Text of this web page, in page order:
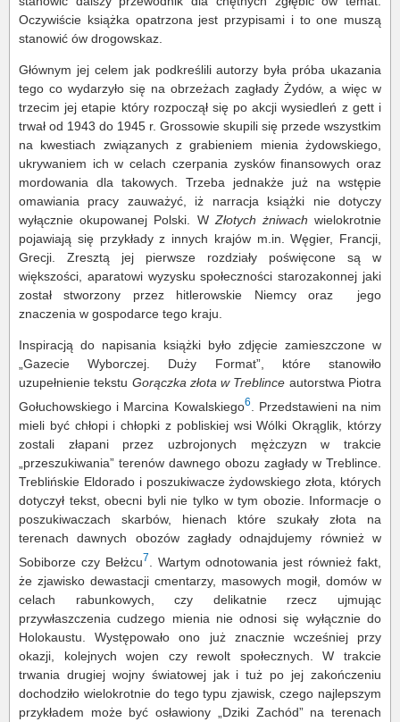
Oczywiście książka opatrzona jest przypisami i to one muszą
stanowić ów drogowskaz.
Głównym jej celem jak podkreślili autorzy była próba ukazania
tego co wydarzyło się na obrzeżach zagłady Żydów, a więc w
trzecim jej etapie który rozpoczął się po akcji wysiedleń z gett i
trwał od 1943 do 1945 r. Grossowie skupili się przede wszystkim
na kwestiach związanych z grabieniem mienia żydowskiego,
ukrywaniem ich w celach czerpania zysków finansowych oraz
mordowania dla takowych. Trzeba jednakże już na wstępie
omawiania pracy zauważyć, iż narracja książki nie dotyczy
wyłącznie okupowanej Polski. WZłotych żniwachwielokrotnie
pojawiają się przykłady z innych krajów m.in. Węgier, Francji,
Grecji. Zresztą jej pierwsze rozdziały poświęcone są w
większości, aparatowi wyzysku społeczności starozakonnej jaki
został stworzony przez hitlerowskie Niemcy oraz jego
znaczenia w gospodarce tego kraju.
Inspiracją do napisania książki było zdjęcie zamieszczone w
„Gazecie Wyborczej. Duży Format”, które stanowiło
uzupełnienie tekstu Gorączka złota w Treblince autorstwa Piotra
Gołuchowskiego i Marcina Kowalskiego6
. Przedstawieni na nim
mieli być chłopi i chłopki z pobliskiej wsi Wólki Okrąglik, którzy
zostali złapani przez uzbrojonych mężczyzn w trakcie
„przeszukiwania” terenów dawnego obozu zagłady w Treblince.
Treblińskie Eldorado i poszukiwacze żydowskiego złota, których
dotyczył tekst, obecni byli nie tylko w tym obozie. Informacje o
poszukiwaczach skarbów, hienach które szukały złota na
terenach dawnych obozów zagłady odnajdujemy również w
Sobiborze czy Bełżcu7
. Wartym odnotowania jest również fakt,
że zjawisko dewastacji cmentarzy, masowych mogił, domów w
celach rabunkowych, czy delikatnie rzecz ujmując
przywłaszczenia cudzego mienia nie odnosi się wyłącznie do
Holokaustu. Występowało ono już znacznie wcześniej przy
okazji, kolejnych wojen czy rewolt społecznych. W trakcie
trwania drugiej wojny światowej jak i tuż po jej zakończeniu
dochodziło wielokrotnie do tego typu zjawisk, czego najlepszym
przykładem może być osławiony „Dziki Zachód” na terenach